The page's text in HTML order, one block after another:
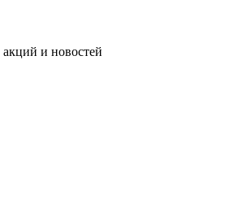
и новостей